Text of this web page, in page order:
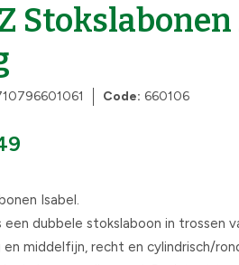
Code: 660106
Isabel.
een dubbele stokslaboon in trossen
en middelfijn, recht en cylindrisch/